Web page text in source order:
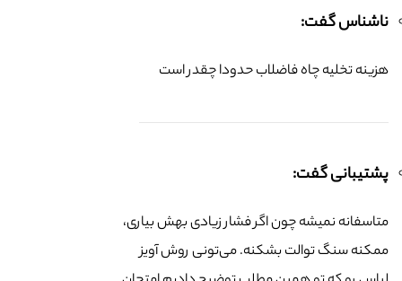
ناشناس گفت:
هزینه تخلیه چاه فاضلاب حدودا چقدر است
پشتیبانی گفت:
متاسفانه نمیشه چون اگر فشار زیادی بهش بیاری،
ممکنه سنگ توالت بشکنه. می‌تونی روش آویز